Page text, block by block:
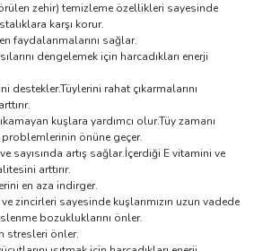
zehir) temizleme özellikleri sayesinde
karşı korur.
faydalanmalarını sağlar.
dengelemek için harcadıkları enerji
destekler.Tüylerini rahat çıkarmalarını
kuşlara yardımcı olur.Tüy zamanı
problemlerinin önüne geçer.
sayısında artış sağlar.İçerdiği E vitamini ve
arttırır.
en aza indirger.
zincirleri sayesinde kuşlarımızın uzun vadede
bozukluklarını önler.
stresleri önler.